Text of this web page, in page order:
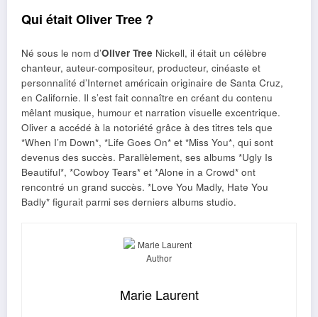
Qui était Oliver Tree ?
Né sous le nom d’Oliver Tree Nickell, il était un célèbre
chanteur, auteur-compositeur, producteur, cinéaste et
personnalité d’Internet américain originaire de Santa Cruz,
en Californie. Il s’est fait connaître en créant du contenu
mêlant musique, humour et narration visuelle excentrique.
Oliver a accédé à la notoriété grâce à des titres tels que
*When I’m Down*, *Life Goes On* et *Miss You*, qui sont
devenus des succès. Parallèlement, ses albums *Ugly Is
Beautiful*, *Cowboy Tears* et *Alone in a Crowd* ont
rencontré un grand succès. *Love You Madly, Hate You
Badly* figurait parmi ses derniers albums studio.
Marie Laurent